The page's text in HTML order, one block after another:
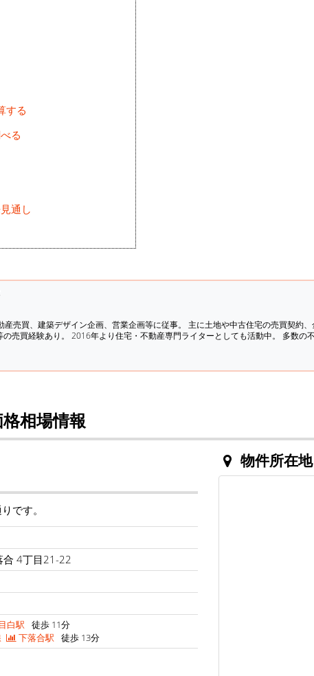
する
る
通し
売買、建築デザイン企画、営業企画等に従事。 主に土地や中古住宅の売買契約、
売買経験あり。 2016年より住宅・不動産専門ライターとしても活動中。 多数の
相場情報
です。
合 4丁目21-22
白駅 徒歩 11分
下落合駅 徒歩 13分
物件所在地